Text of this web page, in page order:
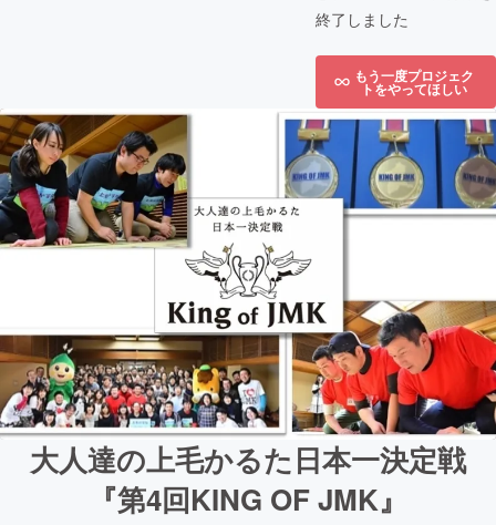
終了しました
もう一度プロジェク
トをやってほしい
大人達の上毛かるた日本一決定戦
『第4回KING OF JMK』